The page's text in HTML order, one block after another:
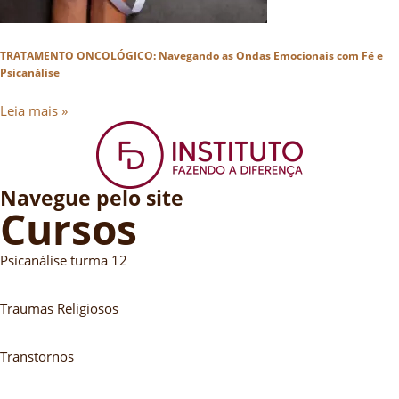
TRATAMENTO ONCOLÓGICO: Navegando as Ondas Emocionais com Fé e
Psicanálise
Leia mais »
Navegue pelo site
Cursos
Psicanálise turma 12
Traumas Religiosos
Transtornos